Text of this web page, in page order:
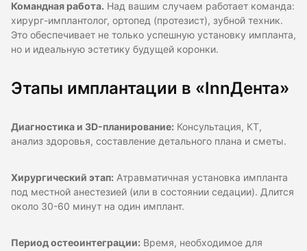
Командная работа. Над вашим случаем работает команда:
хирург-имплантолог, ортопед (протезист), зубной техник.
Это обеспечивает не только успешную установку импланта,
но и идеальную эстетику будущей коронки.
Этапы имплантации в «InnДента»
Диагностика и 3D-планирование: Консультация, КТ,
анализ здоровья, составление детального плана и сметы.
Хирургический этап: Атравматичная установка импланта
под местной анестезией (или в состоянии седации). Длится
около 30-60 минут на один имплант.
Период остеоинтеграции: Время, необходимое для